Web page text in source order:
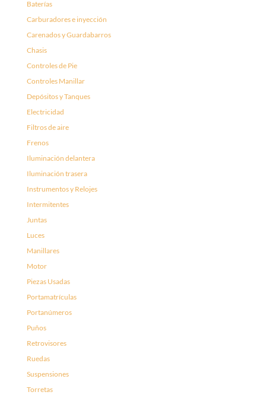
Baterías
Carburadores e inyección
Carenados y Guardabarros
Chasis
Controles de Pie
Controles Manillar
Depósitos y Tanques
Electricidad
Filtros de aire
Frenos
Iluminación delantera
Iluminación trasera
Instrumentos y Relojes
Intermitentes
Juntas
Luces
Manillares
Motor
Piezas Usadas
Portamatrículas
Portanúmeros
Puños
Retrovisores
Ruedas
Suspensiones
Torretas